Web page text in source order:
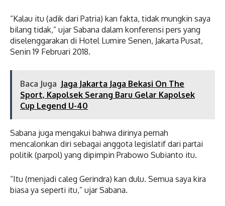
“Kalau itu (adik dari Patria) kan fakta, tidak mungkin saya
bilang tidak,” ujar Sabana dalam konferensi pers yang
diselenggarakan di Hotel Lumire Senen, Jakarta Pusat,
Senin 19 Februari 2018.
Baca Juga Jaga Jakarta Jaga Bekasi On The
Sport, Kapolsek Serang Baru Gelar Kapolsek
Cup Legend U-40
Sabana juga mengakui bahwa dirinya pernah
mencalonkan diri sebagai anggota legislatif dari partai
politik (parpol) yang dipimpin Prabowo Subianto itu.
“Itu (menjadi caleg Gerindra) kan dulu. Semua saya kira
biasa ya seperti itu,” ujar Sabana.